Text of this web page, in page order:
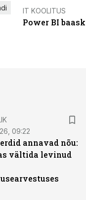
IT KOOLITUS
Power BI
09:22
annavad nõu:
vältida levinud